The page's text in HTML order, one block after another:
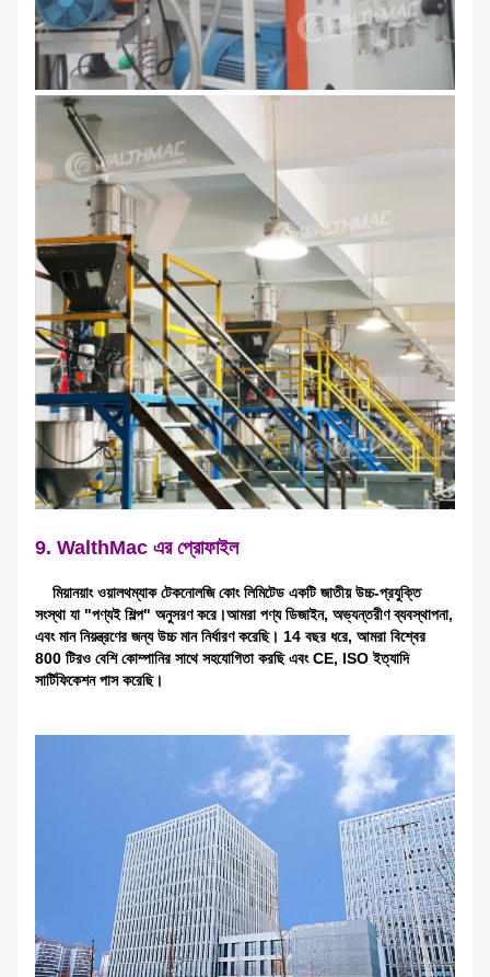
9. WalthMac এর প্রোফাইল
মিয়ানয়াং ওয়ালথম্যাক টেকনোলজি কোং লিমিটেড একটি জাতীয় উচ্চ-প্রযুক্তি
সংস্থা যা "পণ্যই শিল্প" অনুসরণ করে।আমরা পণ্য ডিজাইন, অভ্যন্তরীণ ব্যবস্থাপনা,
এবং মান নিয়ন্ত্রণের জন্য উচ্চ মান নির্ধারণ করেছি। 14 বছর ধরে, আমরা বিশ্বের
800 টিরও বেশি কোম্পানির সাথে সহযোগিতা করছি এবং CE, ISO ইত্যাদি
সার্টিফিকেশন পাস করেছি।